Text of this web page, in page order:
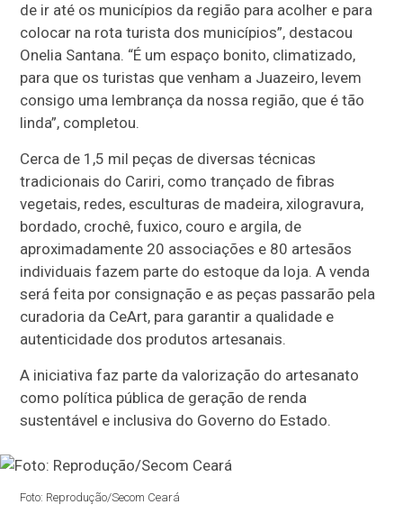
de ir até os municípios da região para acolher e para
colocar na rota turista dos municípios”, destacou
Onelia Santana. “É um espaço bonito, climatizado,
para que os turistas que venham a Juazeiro, levem
consigo uma lembrança da nossa região, que é tão
linda”, completou.
Cerca de 1,5 mil peças de diversas técnicas
tradicionais do Cariri, como trançado de fibras
vegetais, redes, esculturas de madeira, xilogravura,
bordado, crochê, fuxico, couro e argila, de
aproximadamente 20 associações e 80 artesãos
individuais fazem parte do estoque da loja. A venda
será feita por consignação e as peças passarão pela
curadoria da CeArt, para garantir a qualidade e
autenticidade dos produtos artesanais.
A iniciativa faz parte da valorização do artesanato
como política pública de geração de renda
sustentável e inclusiva do Governo do Estado.
Foto: Reprodução/Secom Ceará